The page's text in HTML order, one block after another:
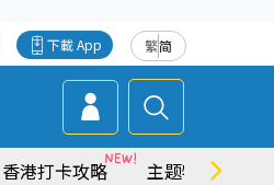
繁简
下載 App
香港打卡攻略 主题特集